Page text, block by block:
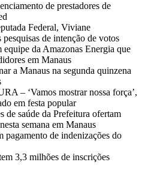
de prestadores de
Federal, Viviane
de intenção de votos
equipe da Amazonas Energia que
em Manaus
a Manaus na segunda quinzena
– ‘Vamos mostrar nossa força’,
em festa popular
de saúde da Prefeitura ofertam
semana em Manaus
pagamento de indenizações do
3,3 milhões de inscrições